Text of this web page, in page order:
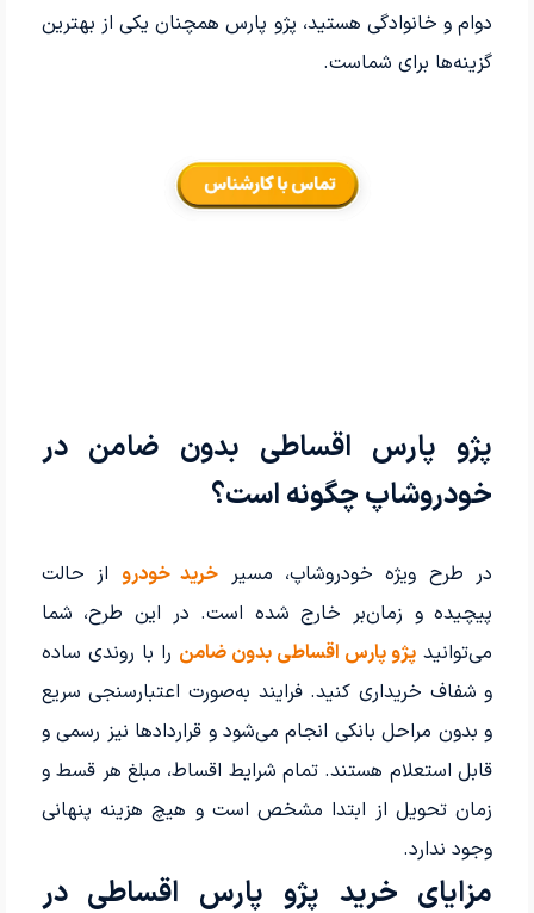
دوام و خانوادگی هستید، پژو پارس همچنان یکی از بهترین
گزینه‌ها برای شماست.
پژو پارس اقساطی بدون ضامن در
خودروشاپ چگونه است؟
در طرح ویژه خودروشاپ، مسیر خرید خودرو از حالت
پیچیده و زمان‌بر خارج شده است. در این طرح، شما
می‌توانید پژو پارس اقساطی بدون ضامن را با روندی ساده
و شفاف خریداری کنید. فرایند به‌صورت اعتبارسنجی سریع
و بدون مراحل بانکی انجام می‌شود و قراردادها نیز رسمی و
قابل استعلام هستند. تمام شرایط اقساط، مبلغ هر قسط و
زمان تحویل از ابتدا مشخص است و هیچ هزینه پنهانی
وجود ندارد.
مزایای خرید پژو پارس اقساطی در